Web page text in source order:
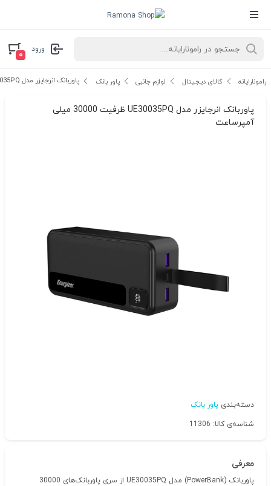
ورود
۰
رامونارایانه کالای دیجیتال لوازم جانبی پاور بانک پاوربانک انرجایزر مدل UE30035PQ ظرفیت 30000 میلی آمپرساعت
پاوربانک انرجایزر مدل UE30035PQ ظرفیت 30000 میلی
آمپرساعت
دسته‌بندی پاور بانک
شناسه‌ی کالا: 11306
معرفی
پاوربانک (PowerBank) مدل UE30035PQ از سری پاوربانک‌های 30000